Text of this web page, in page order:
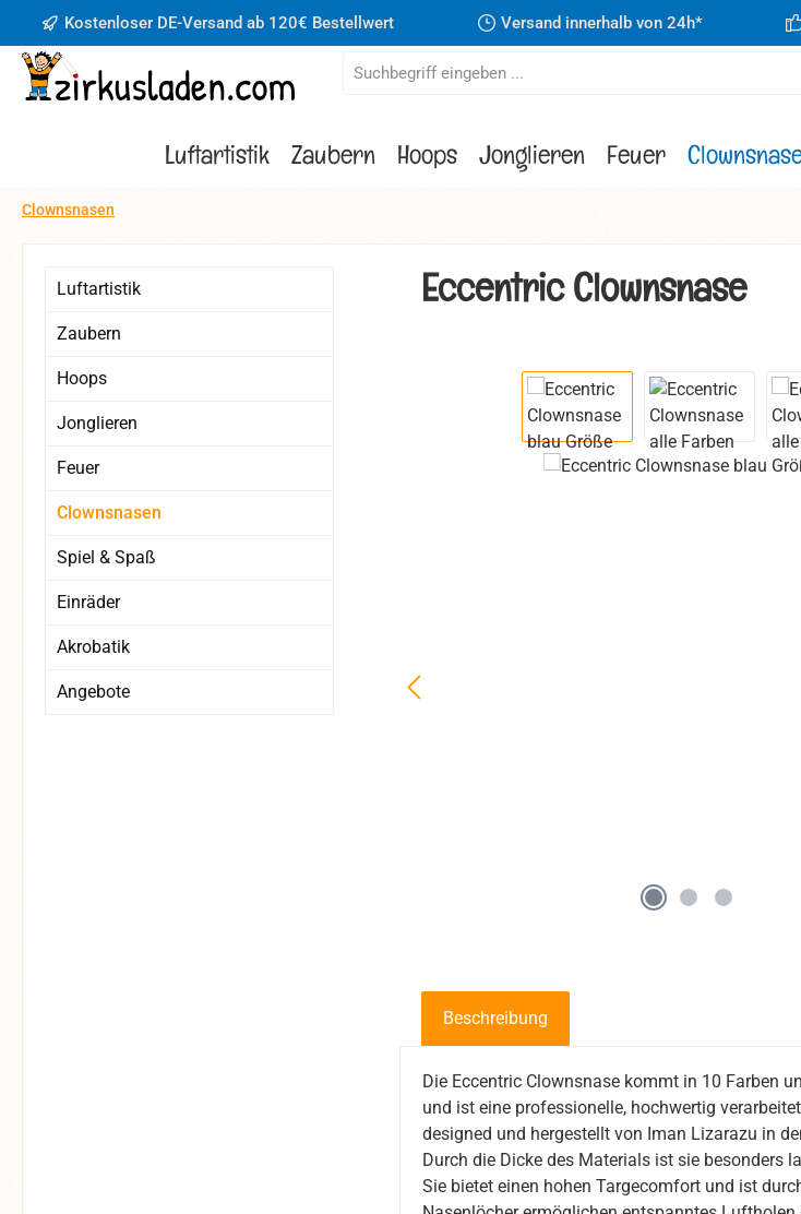
Hauptinhalt springen
Zur Suche springen
Zur Hauptnavigation springen
Kostenloser DE-Versand ab 120€ Bestellwert Versand innerhalb von 24h*
Luftartistik Zaubern Hoops Jonglieren Feuer
Clownsnasen
Luftartistik
Zaubern
Hoops
Jonglieren
Feuer
Clownsnasen
Spiel & Spaß
Einräder
Akrobatik
Angebote
Eccentric Clownsnase
Bildergalerie überspringen
Beschreibung
Die Eccentric Clownsnase kommt in 10 Farben
und ist eine professionelle, hochwertig
designed und hergestellt von Iman Lizarazu in
Durch die Dicke des Materials ist sie besonders
Sie bietet einen hohen Targecomfort und ist